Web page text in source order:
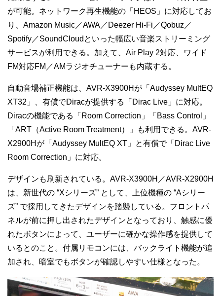
が可能。ネットワーク再生機能の「HEOS」に対応してお
り、Amazon Music／AWA／Deezer Hi-Fi／Qobuz／
Spotify／SoundCloudといった幅広い音楽ストリーミング
サービスが利用できる。加えて、Air Play 2対応、ワイド
FM対応FM／AMラジオチューナーも内蔵する。
自動音場補正機能は、AVR-X3900Hが「Audyssey MultEQ
XT32」、有償でDiracが提供する「Dirac Live」に対応。
Diracの機能である「Room Correction」「Bass Control」
「ART（Active Room Treatment）」も利用できる。AVR-
X2900Hが「Audyssey MultEQ XT」と有償で「Dirac Live
Room Correction」に対応。
デザインも刷新されている。AVR-X3900H／AVR-X2900H
は、新世代の “Xシリーズ” として、上位機種の “Aシリー
ズ” で採用してきたデザインを踏襲している。フロントパ
ネルが前に押し出されたデザインとなっており、触感に優
れたボタンによって、ユーザーに確かな操作感を提供して
いるとのこと。付属リモコンには、バックライト機能が追
加され、暗室でもボタンが確認しやすい仕様となった。